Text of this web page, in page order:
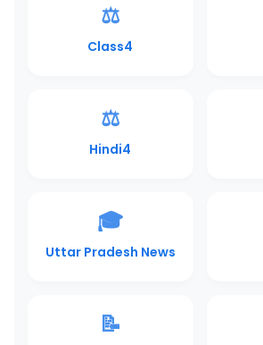
⚖️
Class4
⚖️
Hindi4
🎓
Uttar Pradesh News
📝